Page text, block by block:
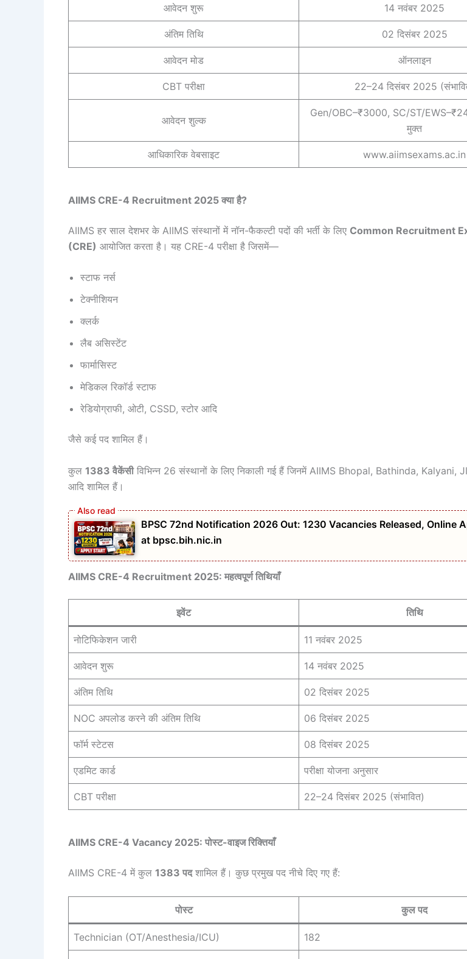
आवेदन शुरू 14 नवंबर 2025
अंतिम तिथि 02 दिसंबर 2025
आवेदन मोड ऑनलाइन
CBT परीक्षा 22–24 दिसंबर 2025
आवेदन शुल्क
Gen/OBC–₹3000, SC/ST/
मुक्त
आधिकारिक वेबसाइट www.aiimsexams.ac.in
AIIMS CRE-4 Recruitment 2025 क्या है?
AIIMS हर साल देशभर के AIIMS संस्थानों में नॉन-फैकल्टी पदों की भर्ती के लिए Common Recruitment
(CRE) आयोजित करता है। यह CRE-4 परीक्षा है जिसमें—
स्टाफ नर्स
टेक्नीशियन
क्लर्क
लैब असिस्टेंट
फार्मासिस्ट
मेडिकल रिकॉर्ड स्टाफ
रेडियोग्राफी, ओटी, CSSD, स्टोर आदि
जैसे कई पद शामिल हैं।
कुल 1383 वैकेंसीविभिन्न 26 संस्थानों के लिए निकाली गई हैं जिनमें AIIMS Bhopal, Bathinda, Kalyani,
आदि शामिल हैं।
BPSC 72nd Notification 2026 Out: 1230 Vacancies Released, Online
at bpsc.bih.nic.in
AIIMS CRE-4 Recruitment 2025: महत्वपूर्ण तिथियाँ
इवेंट तिथि
नोटिफिकेशन जारी 11 नवंबर 2025
आवेदन शुरू 14 नवंबर 2025
अंतिम तिथि 02 दिसंबर 2025
NOC अपलोड करने की अंतिम तिथि 06 दिसंबर 2025
फॉर्म स्टेटस 08 दिसंबर 2025
एडमिट कार्ड परीक्षा योजना अनुसार
CBT परीक्षा 22–24 दिसंबर 2025 (संभावित)
AIIMS CRE-4 Vacancy 2025: पोस्ट-वाइज रिक्तियाँ
AIIMS CRE-4 में कुल 1383 पदशामिल हैं। कुछ प्रमुख पद नीचे दिए गए हैं:
पोस्ट कुल पद
Technician (OT/Anesthesia/ICU) 182